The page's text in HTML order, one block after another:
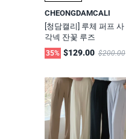
CHEONGDAMCALI
[청담캘리] 루체 퍼프 사
각넥 잔꽃 루즈
35% $129.00 $200.00